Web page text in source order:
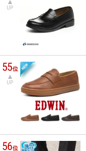
UP
55位
UP
56位